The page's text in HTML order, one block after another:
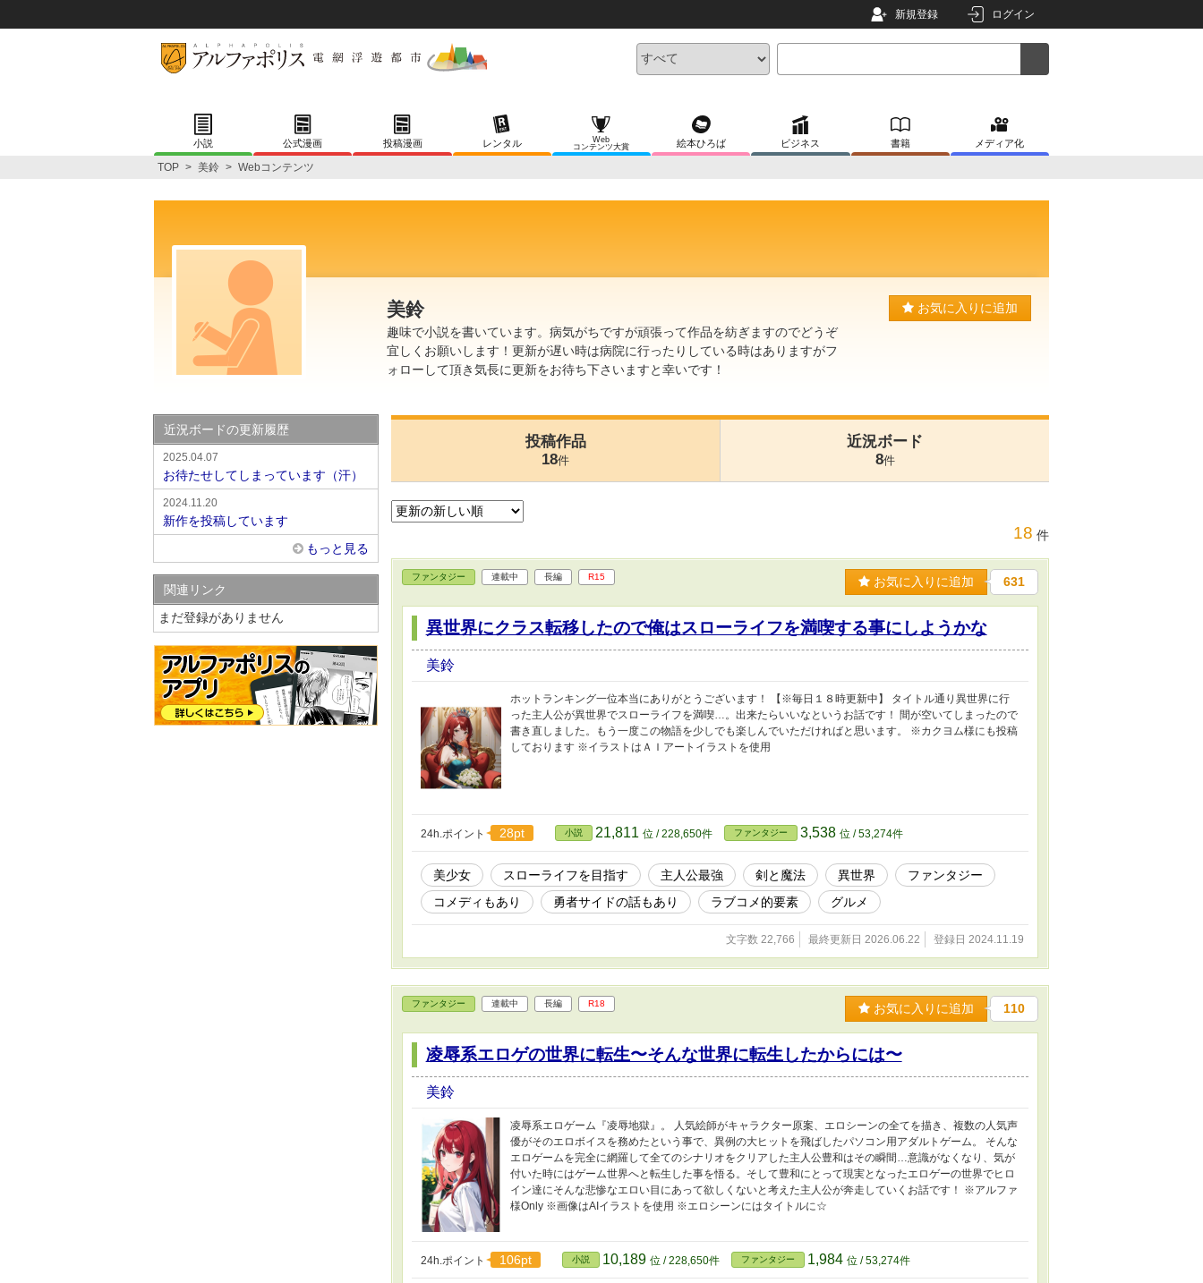
新規登録 ログイン
小説 公式漫画 投稿漫画 レンタル
Web
コンテンツ大賞
絵本ひろば ビジネス 書籍 メディア化
TOP > 美鈴 > Webコンテンツ
美鈴
趣味で小説を書いています。病気がちですが頑張って作品を紡ぎますのでどうぞ
宜しくお願いします！更新が遅い時は病院に行ったりしている時はありますがフ
ォローして頂き気長に更新をお待ち下さいますと幸いです！
お気に入りに追加
投稿作品
18件
近況ボード
8件
18 件
ファンタジー 連載中 長編 R15 お気に入りに追加 631
異世界にクラス転移したので俺はスローライフを満喫する事にしようかな
美鈴
ホットランキング一位本当にありがとうございます！ 【※毎日１８時更新中】 タイトル通り異世界に行
った主人公が異世界でスローライフを満喫…。出来たらいいなというお話です！ 間が空いてしまったので
書き直しました。もう一度この物語を少しでも楽しんでいただければと思います。 ※カクヨム様にも投稿
しております ※イラストはＡＩアートイラストを使用
24h.ポイント 28pt 小説 21,811 位 / 228,650件 ファンタジー 3,538 位 / 53,274件
美少女 スローライフを目指す 主人公最強 剣と魔法 異世界
ファンタジー
コメディもあり
勇者サイドの話もあり ラブコメ的要素 グルメ
文字数 22,766 最終更新日 2026.06.22 登録日 2024.11.19
ファンタジー 連載中 長編 R18 お気に入りに追加 110
凌辱系エロゲの世界に転生〜そんな世界に転生したからには〜
美鈴
凌辱系エロゲーム『凌辱地獄』。 人気絵師がキャラクター原案、エロシーンの全てを描き、複数の人気声
優がそのエロボイスを務めたという事で、異例の大ヒットを飛ばしたパソコン用アダルトゲーム。 そんな
エロゲームを完全に網羅して全てのシナリオをクリアした主人公豊和はその瞬間…意識がなくなり、気が
付いた時にはゲーム世界へと転生した事を悟る。そして豊和にとって現実となったエロゲーの世界でヒロ
イン達にそんな悲惨なエロい目にあって欲しくないと考えた主人公が奔走していくお話です！ ※アルファ
様Only ※画像はAIイラストを使用 ※エロシーンにはタイトルに☆
24h.ポイント 106pt 小説 10,189 位 / 228,650件 ファンタジー 1,984 位 / 53,274件
近況ボードの更新履歴
2025.04.07
お待たせしてしまっています（汗）
2024.11.20
新作を投稿しています
もっと見る
関連リンク
まだ登録がありません